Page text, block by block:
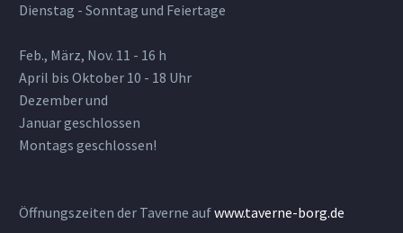
Dienstag - Sonntag und Feiertage
Feb., März, Nov. 11 - 16 h
April bis Oktober 10 - 18 Uhr
Dezember und
Januar geschlossen
Montags geschlossen!
Öffnungszeiten der Taverne aufwww.taverne-borg.de